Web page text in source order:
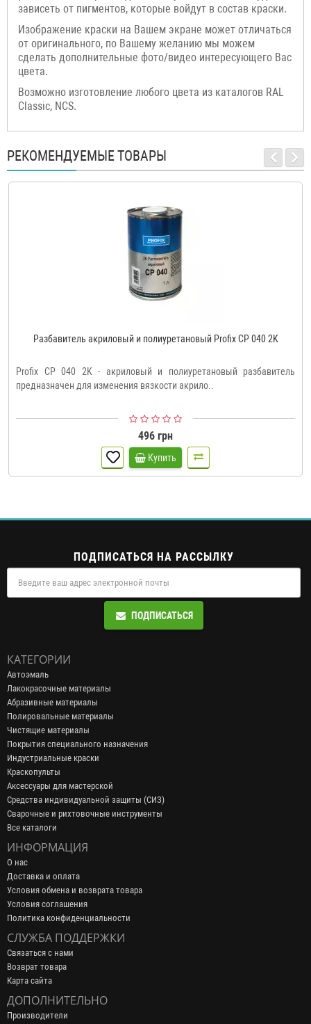
зависеть от пигментов, которые войдут в состав краски.
Изображение краски на Вашем экране может отличаться
от оригинального, по Вашему желанию мы можем
сделать дополнительные фото/видео интересующего Вас
цвета.
Возможно изготовление любого цвета из каталогов RAL
Classic, NCS.
РЕКОМЕНДУЕМЫЕ ТОВАРЫ
Разбавитель акриловый и полиуретановый Profix CP 040 2K
Profix CP 040 2K - акриловый и полиуретановый разбавитель
предназначен для изменения вязкости акрило..
496 грн
Купить
ПОДПИСАТЬСЯ НА РАССЫЛКУ
ПОДПИСАТЬСЯ
КАТЕГОРИИ
Автоэмаль
Лакокрасочные материалы
Абразивные материалы
Полировальные материалы
Чистящие материалы
Покрытия специального назначения
Индустриальные краски
Краскопульты
Аксессуары для мастерской
Средства индивидуальной защиты (СИЗ)
Сварочные и рихтовочные инструменты
Все каталоги
ИНФОРМАЦИЯ
О нас
Доставка и оплата
Условия обмена и возврата товара
Условия соглашения
Политика конфиденциальности
СЛУЖБА ПОДДЕРЖКИ
Связаться с нами
Возврат товара
Карта сайта
ДОПОЛНИТЕЛЬНО
Производители